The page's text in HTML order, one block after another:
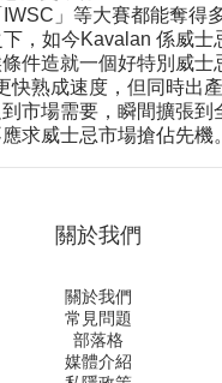
IWSC」等大賽都能奪得
，如今Kavalan 係威士
件造就一個好特別威士
快熟成速度，但同時出
市場需要，瞬間擴張到
求威士忌市場搶佔先機。
關於我們
關於我們
常見問題
部落格
媒體介紹